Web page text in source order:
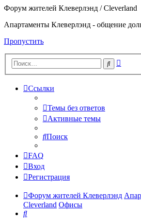
Форум жителей Клеверлэнд / Cleverland
Апартаменты Клеверлэнд - общение
Пропустить
Поиск
Ссылки
Темы без ответов
Активные темы
Поиск
FAQ
Вход
Регистрация
Форум жителей Клеверлэнд
Cleverland Офисы
Поиск